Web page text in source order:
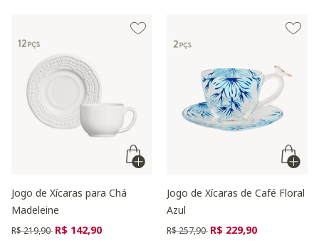
Jogo de Xícaras para Chá
Madeleine
Preço reduzido de
R$ 219,90 para
R$ 142,90
Jogo de Xícaras de Café Floral
Azul
Preço reduzido de
R$ 257,90 para
R$ 229,90